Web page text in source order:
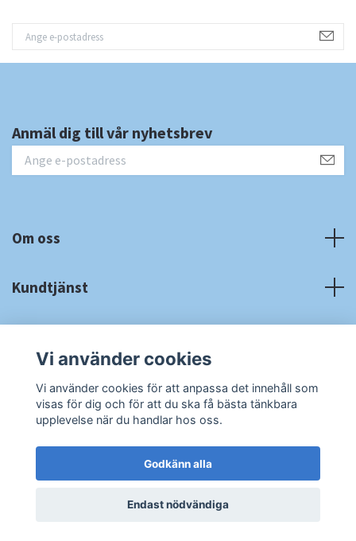
Anmäl dig till vår nyhetsbrev
Om oss
Kundtjänst
Sociala medier
© 2026 RA CardshopPowered by Quickbutik
Vi använder cookies
Vi använder cookies för att anpassa det innehåll som
visas för dig och för att du ska få bästa tänkbara
upplevelse när du handlar hos oss.
Godkänn alla
Endast nödvändiga